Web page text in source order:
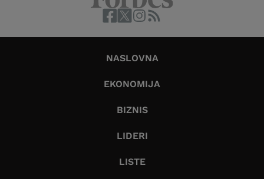
NASLOVNA
EKONOMIJA
BIZNIS
LIDERI
LISTE